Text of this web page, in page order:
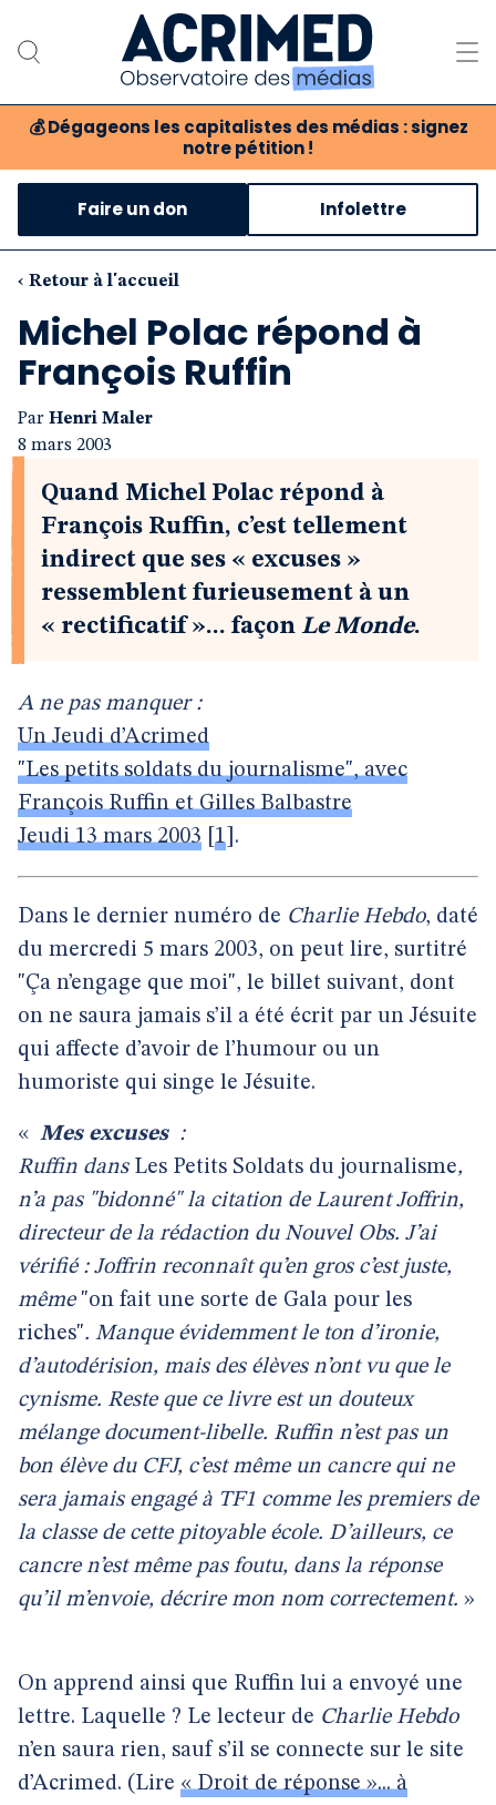
💰 Dégageons les capitalistes des médias : signez
notre pétition !
Notre association
Notre critique des médias
Nos propositions
Notre revue
Boutique
Faire un don Infolettre
‹ Retour à l'accueil
Michel Polac répond à
François Ruffin
Par Henri Maler
8 mars 2003
Quand Michel Polac répond à
François Ruffin, c’est tellement
indirect que ses « excuses »
ressemblent furieusement à un
« rectificatif »... façon Le Monde.
A ne pas manquer :
Un Jeudi d’Acrimed
"Les petits soldats du journalisme", avec
François Ruffin et Gilles Balbastre
Jeudi 13 mars 2003 1 .
Dans le dernier numéro de Charlie Hebdo, daté
du mercredi 5 mars 2003, on peut lire, surtitré
"Ça n’engage que moi", le billet suivant, dont
on ne saura jamais s’il a été écrit par un Jésuite
qui affecte d’avoir de l’humour ou un
humoriste qui singe le Jésuite.
« Mes excuses :
Ruffin dans Les Petits Soldats du journalisme,
n’a pas "bidonné" la citation de Laurent Joffrin,
directeur de la rédaction du Nouvel Obs. J’ai
vérifié : Joffrin reconnaît qu’en gros c’est juste,
même "on fait une sorte de Gala pour les
riches". Manque évidemment le ton d’ironie,
d’autodérision, mais des élèves n’ont vu que le
cynisme. Reste que ce livre est un douteux
mélange document-libelle. Ruffin n’est pas un
bon élève du CFJ, c’est même un cancre qui ne
sera jamais engagé à TF1 comme les premiers de
la classe de cette pitoyable école. D’ailleurs, ce
cancre n’est même pas foutu, dans la réponse
qu’il m’envoie, décrire mon nom correctement. »
On apprend ainsi que Ruffin lui a envoyé une
lettre. Laquelle ? Le lecteur de Charlie Hebdo
n’en saura rien, sauf s’il se connecte sur le site
d’Acrimed. (Lire « Droit de réponse »... à